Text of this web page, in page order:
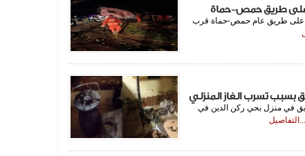
انقلاب بولمان على طريق عام حمص-حماة قرب
نشوب حريق في منزل بحي ركن الدين في